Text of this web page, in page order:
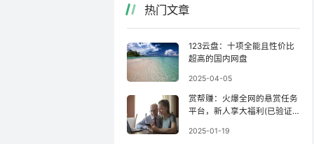
热门文章
123云盘：十项全能且性价比
超高的国内网盘
2025-04-05
赏帮赚：火爆全网的悬赏任务
平台，新人享大福利(已验证
2025-01-19